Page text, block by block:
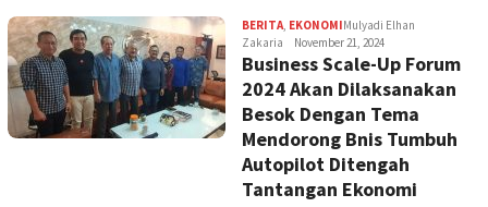
BERITA, EKONOMIMulyadi Elhan
Zakaria
November 21, 2024
Business Scale-Up Forum
2024 Akan Dilaksanakan
Besok Dengan Tema
Mendorong Bnis Tumbuh
Autopilot Ditengah
Tantangan Ekonomi